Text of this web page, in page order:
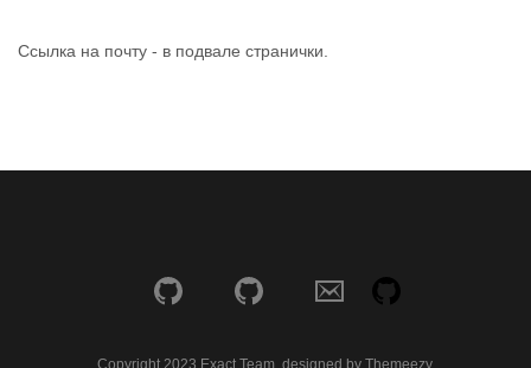
Ссылка на почту - в подвале странички.